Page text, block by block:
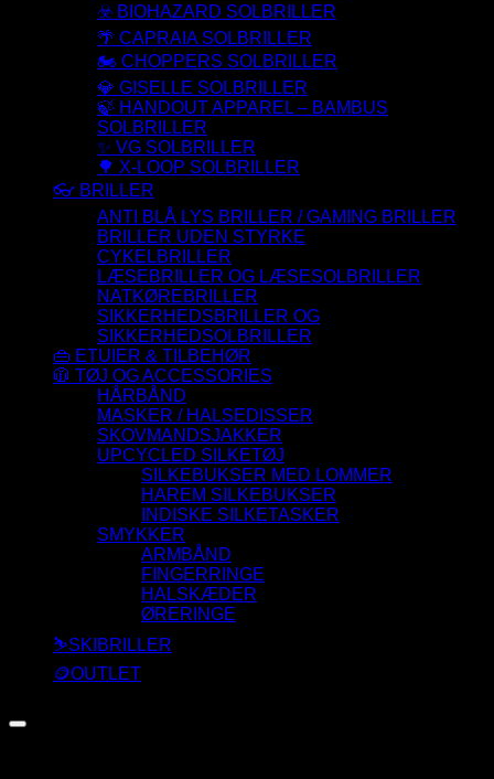
☣️ BIOHAZARD SOLBRILLER
🌴 CAPRAIA SOLBRILLER
🏍️ CHOPPERS SOLBRILLER
💎 GISELLE SOLBRILLER
🍃 HANDOUT APPAREL – BAMBUS
SOLBRILLER
✨ VG SOLBRILLER
🌳 X-LOOP SOLBRILLER
👓 BRILLER
ANTI BLÅ LYS BRILLER / GAMING BRILLER
BRILLER UDEN STYRKE
CYKELBRILLER
LÆSEBRILLER OG LÆSESOLBRILLER
NATKØREBRILLER
SIKKERHEDSBRILLER OG
SIKKERHEDSOLBRILLER
👜 ETUIER & TILBEHØR
🧥 TØJ OG ACCESSORIES
HÅRBÅND
MASKER / HALSEDISSER
SKOVMANDSJAKKER
UPCYCLED SILKETØJ
SILKEBUKSER MED LOMMER
HAREM SILKEBUKSER
INDISKE SILKETASKER
SMYKKER
ARMBÅND
FINGERRINGE
HALSKÆDER
ØRERINGE
⛷️SKIBRILLER
🪙OUTLET